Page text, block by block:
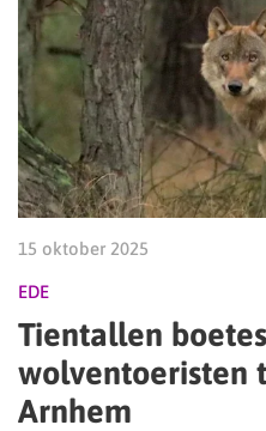
15 oktober 2025
EDE
Tientallen
wolventoeristen
Arnhem